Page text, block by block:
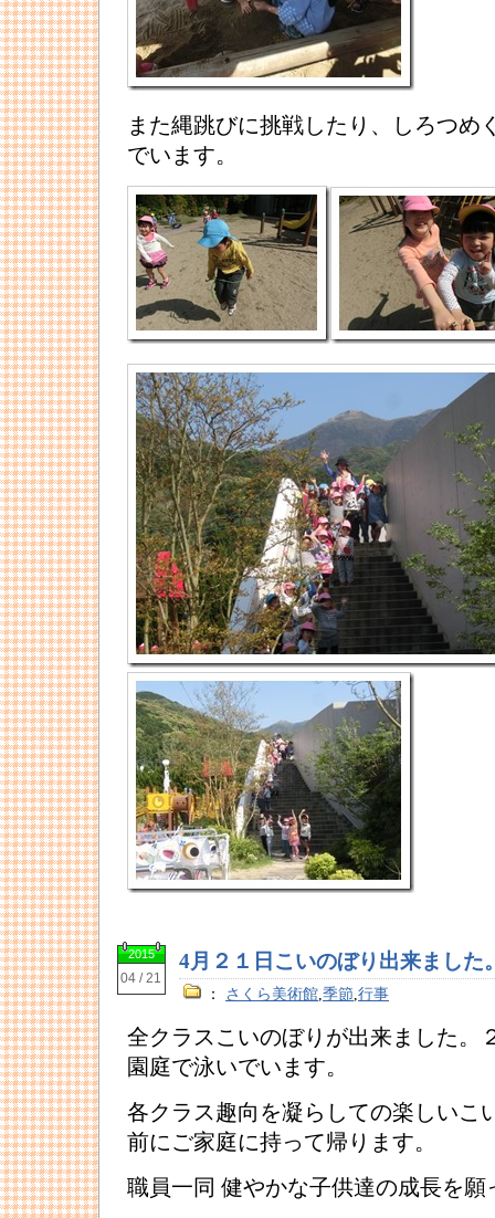
また縄跳びに挑戦したり、しろつめ
でいます。
2015
04 / 21
4月２１日こいのぼり出来ました
： さくら美術館,季節,行事
全クラスこいのぼりが出来ました。
園庭で泳いでいます。
各クラス趣向を凝らしての楽しいこ
前にご家庭に持って帰ります。
職員一同 健やかな子供達の成長を願